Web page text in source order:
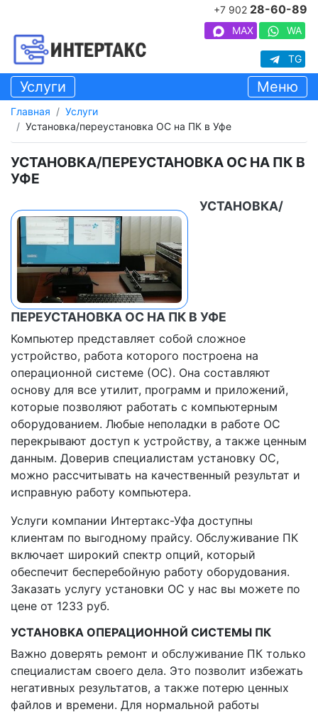
+7 902 28-60-89
MAX WA
TG
Услуги Меню
Главная
Услуги
Установка/переустановка ОС на ПК в Уфе
УСТАНОВКА/ПЕРЕУСТАНОВКА ОС НА ПК В
УФЕ
УСТАНОВКА/
ПЕРЕУСТАНОВКА ОС НА ПК В УФЕ
Компьютер представляет собой сложное
устройство, работа которого построена на
операционной системе (ОС). Она составляют
основу для все утилит, программ и приложений,
которые позволяют работать с компьютерным
оборудованием. Любые неполадки в работе ОС
перекрывают доступ к устройству, а также ценным
данным. Доверив специалистам установку ОС,
можно рассчитывать на качественный результат и
исправную работу компьютера.
Услуги компании Интертакс-Уфа доступны
клиентам по выгодному прайсу. Обслуживание ПК
включает широкий спектр опций, который
обеспечит бесперебойную работу оборудования.
Заказать услугу установки ОС у нас вы можете по
цене от 1233 руб.
УСТАНОВКА ОПЕРАЦИОННОЙ СИСТЕМЫ ПК
Важно доверять ремонт и обслуживание ПК только
специалистам своего дела. Это позволит избежать
негативных результатов, а также потерю ценных
файлов и времени. Для нормальной работы